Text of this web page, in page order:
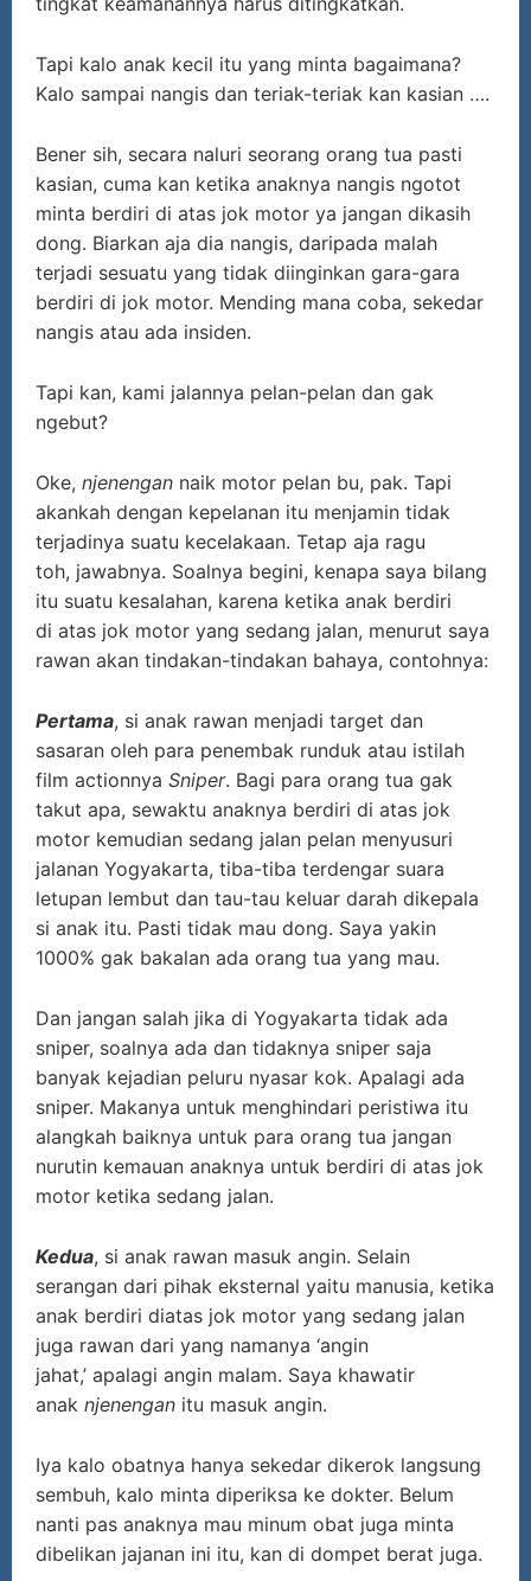
Tapi kalo anak kecil itu yang minta bagaimana?
Kalo sampai nangis dan teriak-teriak kan kasian ….
Bener sih, secara naluri seorang orang tua pasti
kasian, cuma kan ketika anaknya nangis ngotot
minta berdiri di atas jok motor ya jangan dikasih
dong. Biarkan aja dia nangis, daripada malah
terjadi sesuatu yang tidak diinginkan gara-gara
berdiri di jok motor. Mending mana coba, sekedar
nangis atau ada insiden.
Tapi kan, kami jalannya pelan-pelan dan gak
ngebut?
Oke, njenengan naik motor pelan bu, pak. Tapi
akankah dengan kepelanan itu menjamin tidak
terjadinya suatu kecelakaan. Tetap aja ragu
toh, jawabnya. Soalnya begini, kenapa saya bilang
itu suatu kesalahan, karena ketika anak berdiri
di atas jok motor yang sedang jalan, menurut saya
rawan akan tindakan-tindakan bahaya, contohnya:
Pertama, si anak rawan menjadi target dan
sasaran oleh para penembak runduk atau istilah
film actionnya Sniper. Bagi para orang tua gak
takut apa, sewaktu anaknya berdiri di atas jok
motor kemudian sedang jalan pelan menyusuri
jalanan Yogyakarta, tiba-tiba terdengar suara
letupan lembut dan tau-tau keluar darah dikepala
si anak itu. Pasti tidak mau dong. Saya yakin
1000% gak bakalan ada orang tua yang mau.
Dan jangan salah jika di Yogyakarta tidak ada
sniper, soalnya ada dan tidaknya sniper saja
banyak kejadian peluru nyasar kok. Apalagi ada
sniper. Makanya untuk menghindari peristiwa itu
alangkah baiknya untuk para orang tua jangan
nurutin kemauan anaknya untuk berdiri di atas jok
motor ketika sedang jalan.
Kedua, si anak rawan masuk angin. Selain
serangan dari pihak eksternal yaitu manusia, ketika
anak berdiri diatas jok motor yang sedang jalan
juga rawan dari yang namanya ‘angin
jahat,’ apalagi angin malam. Saya khawatir
anak njenengan itu masuk angin.
Iya kalo obatnya hanya sekedar dikerok langsung
sembuh, kalo minta diperiksa ke dokter. Belum
nanti pas anaknya mau minum obat juga minta
dibelikan jajanan ini itu, kan di dompet berat juga.